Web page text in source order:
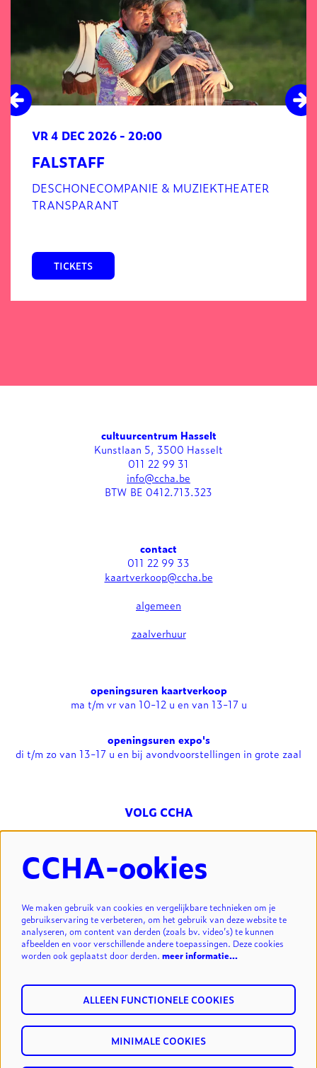
FALSTAFF
DESCHONECOMPANIE & MUZIEKTHEATER
TRANSPARANT
VR 4 DEC 2026 - 20:00
TICKETS
cultuurcentrum Hasselt
Kunstlaan 5, 3500 Hasselt
011 22 99 31
info@ccha.be
BTW BE 0412.713.323
contact
011 22 99 33
kaartverkoop@ccha.be
algemeen
zaalverhuur
openingsuren kaartverkoop
ma t/m vr van 10-12 u en van 13-17 u
openingsuren expo's
di t/m zo van 13-17 u en bij avondvoorstellingen in grote zaal
VOLG CCHA
INSCHRIJVEN
CCHA-ookies
We maken gebruik van cookies en vergelijkbare technieken om je
gebruikservaring te verbeteren, om het gebruik van deze website te
analyseren, om content van derden (zoals bv. video’s) te kunnen
afbeelden en voor verschillende andere toepassingen. Deze cookies
worden ook geplaatst door derden. meer informatie…
ALLEEN FUNCTIONELE COOKIES
MINIMALE COOKIES